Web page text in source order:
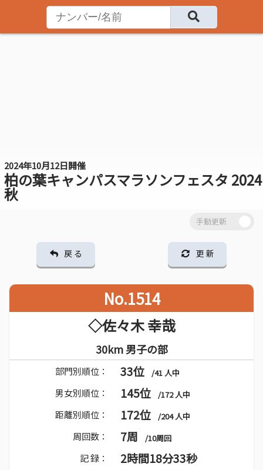
2024年10月12日開催
柏の葉キャンパスマラソンフェスタ 2024
秋
戻 る 更 新
No.1514
◇佐々木 幸哉
30km 男子の部
部門別順位： 33位 /41 人中
男女別順位： 145位 /172 人中
距離別順位： 172位 /204 人中
周回数： 7周 /10周回
記 録： 2時間18分33秒